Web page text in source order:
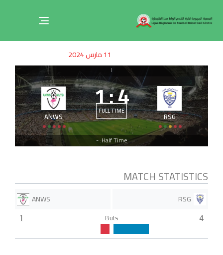
Toggle
IN:on:
11 مارس 2024
|
RSG
4
:
1FULL TIME
ANWS
Half Time: -
MATCH STATISTICS
RSG
ANWS
4
Buts
1